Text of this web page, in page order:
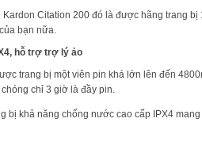
Citation 200 đó là được hãng trang
bạn nữa.
hỗ trợ trợ lý ảo
trang bị một viên pin khá lớn lên đến
chỉ 3 giờ là đầy pin.
bị khả năng chống nước cao cấp IPX4